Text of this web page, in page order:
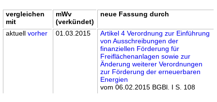
vergleichen
mit
mWv
(verkündet)
neue Fassung durch
aktuellvorher 01.03.2015
Artikel 4 Verordnung zur Einführung
von Ausschreibungen der
finanziellen Förderung für
Freiflächenanlagen sowie zur
Änderung weiterer Verordnungen
zur Förderung der erneuerbaren
Energien
vom 06.02.2015 BGBl. I S. 108